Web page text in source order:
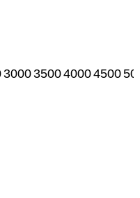
3000350040004500